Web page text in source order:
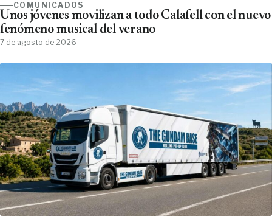
COMUNICADOS
Unos jóvenes movilizan a todo Calafell con el nuevo
fenómeno musical del verano
7 de agosto de 2026